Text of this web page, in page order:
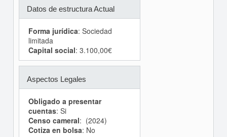
Datos de estructura Actual
Forma jurídica: Sociedad
limitada
Capital social: 3.100,00€
Aspectos Legales
Obligado a presentar
cuentas: Si
Censo cameral: (2024)
Cotiza en bolsa: No